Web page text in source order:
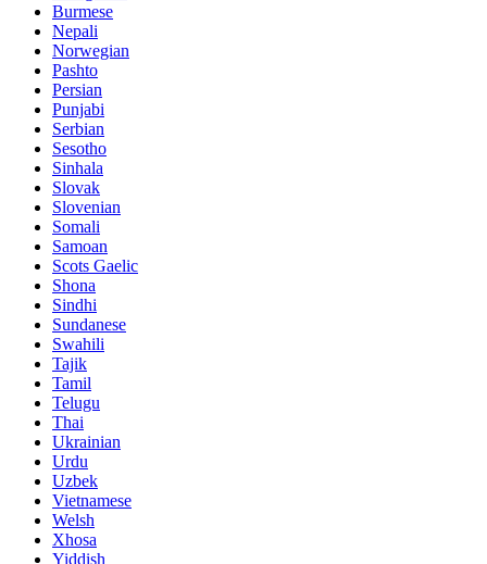
Burmese
Nepali
Norwegian
Pashto
Persian
Punjabi
Serbian
Sesotho
Sinhala
Slovak
Slovenian
Somali
Samoan
Scots Gaelic
Shona
Sindhi
Sundanese
Swahili
Tajik
Tamil
Telugu
Thai
Ukrainian
Urdu
Uzbek
Vietnamese
Welsh
Xhosa
Yiddish